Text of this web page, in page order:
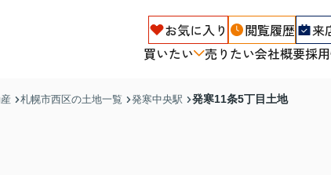
お気に入り 閲覧履歴
来
買いたい
売りたい会社概要採
札幌市西区の土地一覧 発寒中央駅 発寒11条5丁目土地